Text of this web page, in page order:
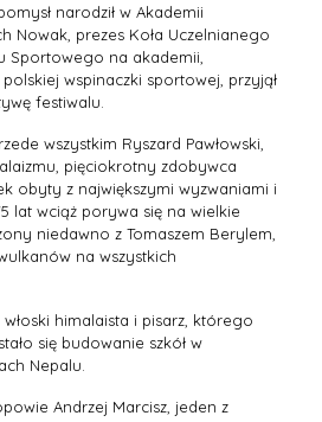
narodził w Akademii
Nowak, prezes Koła Uczelnianego
Sportowego na akademii,
wspinaczki sportowej, przyjął
festiwalu.
wszystkim Ryszard Pawłowski,
pięciokrotny zdobywca
obyty z największymi wyzwaniami i
lat wciąż porywa się na wielkie
niedawno z Tomaszem Berylem,
na wszystkich
himalaista i pisarz, którego
się budowanie szkół w
Nepalu.
Andrzej Marcisz, jeden z